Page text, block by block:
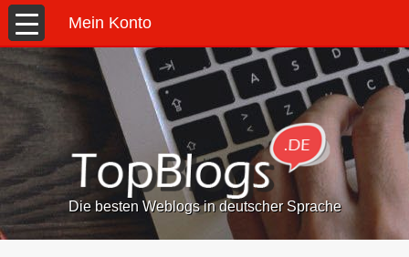
Mein Konto
Die besten Weblogs in deutscher Sprache